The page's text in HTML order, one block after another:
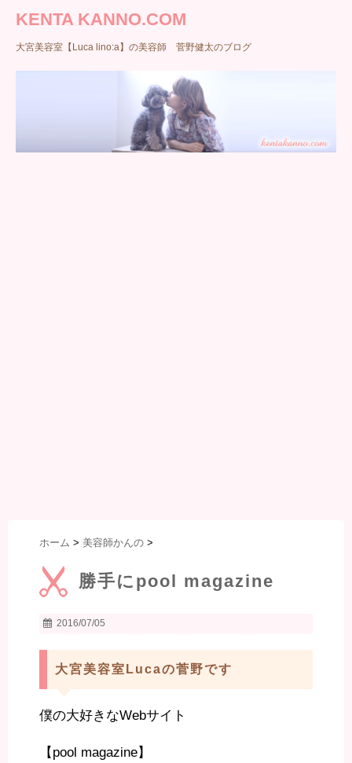
KENTA KANNO.COM
大宮美容室【Luca lino:a】の美容師 菅野健太のブログ
ホーム > 美容師かんの >
勝手にpool magazine
2016/07/05
大宮美容室Lucaの菅野です
僕の大好きなWebサイト
【pool magazine】